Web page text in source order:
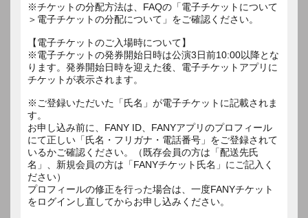
※チケットの分配方法は、FAQの「電子チケットについて
＞電子チケットの分配について」をご確認ください。
【電子チケットのご入場時について】
※電子チケットの発券開始日時は公演3日前10:00以降とな
ります。発券開始日時を迎えた後、電子チケットアプリに
チケットが表示されます。
※ご登録いただいた「氏名」が電子チケットに記載されま
す。
お申し込み前に、FANY ID、FANYアプリのプロフィール
にて正しい「氏名・フリガナ・電話番号」をご登録されて
いるかご確認ください。（既存会員の方は「配送先氏
名」、新規会員の方は「FANYチケット氏名」にご記入く
ださい）
プロフィールの修正を行った場合は、一度FANYチケット
をログインし直してからお申し込みください。